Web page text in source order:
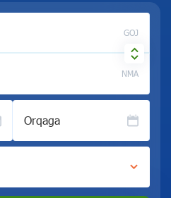
GOJ
NMA
Orqaga